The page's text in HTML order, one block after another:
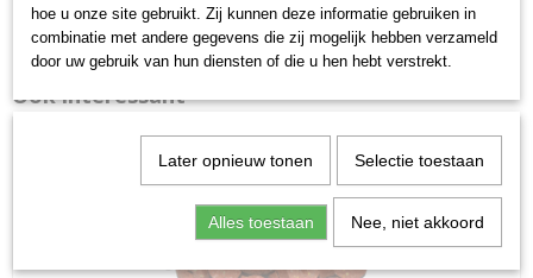
Ook interessant
hoe u onze site gebruikt. Zij kunnen deze informatie gebruiken in
combinatie met andere gegevens die zij mogelijk hebben verzameld
door uw gebruik van hun diensten of die u hen hebt verstrekt.
Later opnieuw tonen Selectie toestaan
Alles toestaan Nee, niet akkoord